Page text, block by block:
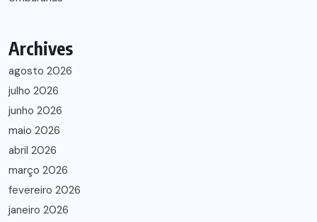
Archives
agosto 2026
julho 2026
junho 2026
maio 2026
abril 2026
março 2026
fevereiro 2026
janeiro 2026